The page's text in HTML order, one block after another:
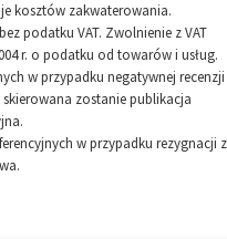
kosztów zakwaterowania.
podatku VAT. Zwolnienie z VAT
r. o podatku od towarów i usług.
w przypadku negatywnej recenzji
zostanie publikacja
w przypadku rezygnacji z